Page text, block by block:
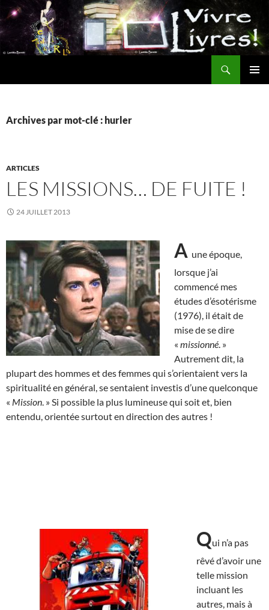
Aller
au
contenu
Archives par mot-clé : hurler
ARTICLES
LES MISSIONS… DE FUITE !
24 JUILLET 2013
A une époque,
lorsque j’ai
commencé mes
études d’ésotérisme
(1976), il était de
mise de se dire
« missionné . »
Autrement dit, la
plupart des hommes et des femmes qui s’orientaient vers la
spiritualité en général, se sentaient investis d’une quelconque
« Mission . » Si possible la plus lumineuse qui soit et, bien
entendu, orientée surtout en direction des autres !
Qui n’a pas
rêvé d’avoir une
telle mission
incluant les
autres, mais à